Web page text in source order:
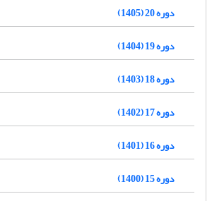
دوره 20 (1405)
دوره 19 (1404)
دوره 18 (1403)
دوره 17 (1402)
دوره 16 (1401)
دوره 15 (1400)